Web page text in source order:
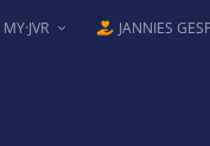
MY·JVR JANNIES